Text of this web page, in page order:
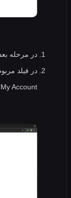
در مرحله بعد،گزینه Delete account را انتخاب نمایید.
در فیلد مربوطه
Delete My Account را بزنید.